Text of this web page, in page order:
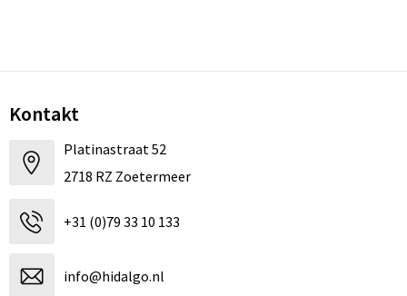
Kontakt
Platinastraat 52
2718 RZ Zoetermeer
+31 (0)79 33 10 133
info@hidalgo.nl